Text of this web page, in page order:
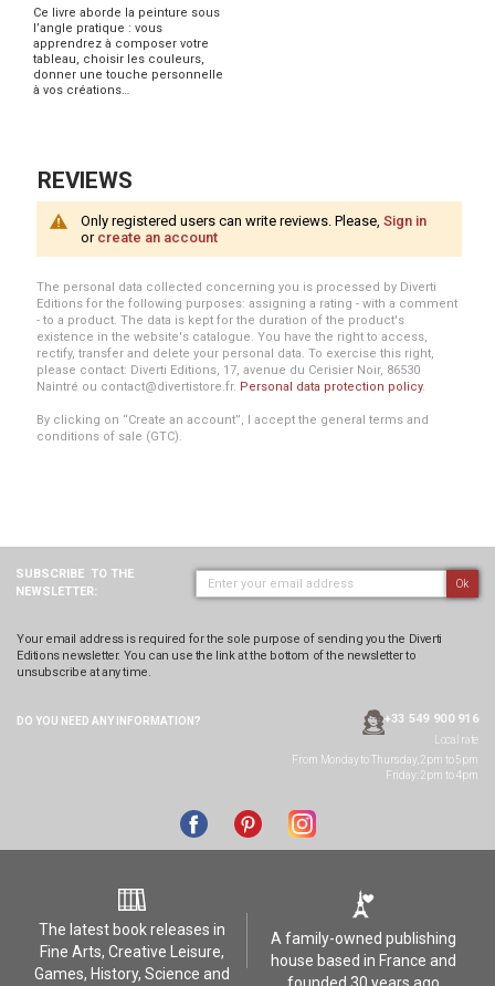
Ce livre aborde la peinture sous
l’angle pratique : vous
apprendrez à composer votre
tableau, choisir les couleurs,
donner une touche personnelle
à vos créations…
REVIEWS
Only registered users can write reviews. Please, Sign in
or create an account
The personal data collected concerning you is processed by Diverti
Editions for the following purposes: assigning a rating - with a comment
- to a product. The data is kept for the duration of the product's
existence in the website's catalogue. You have the right to access,
rectify, transfer and delete your personal data. To exercise this right,
please contact: Diverti Editions, 17, avenue du Cerisier Noir, 86530
Naintré ou contact@divertistore.fr. Personal data protection policy.
By clicking on “Create an account”, I accept the general terms and
conditions of sale (GTC).
SUBSCRIBE TO THE
NEWSLETTER:
Ok
Your email address is required for the sole purpose of sending you the Diverti
Editions newsletter. You can use the link at the bottom of the newsletter to
unsubscribe at any time.
DO YOU NEED ANY INFORMATION? +33 549 900 916
Local rate
From Monday to Thursday, 2pm to 5pm
Friday: 2pm to 4pm
The latest book releases in
Fine Arts, Creative Leisure,
Games, History, Science and
A family-owned publishing
house based in France and
founded 30 years ago